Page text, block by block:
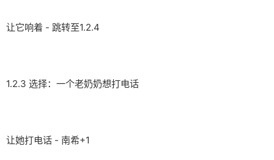
让它响着 - 跳转至1.2.4
1.2.3 选择：一个老奶奶想打电话
让她打电话 - 南希+1